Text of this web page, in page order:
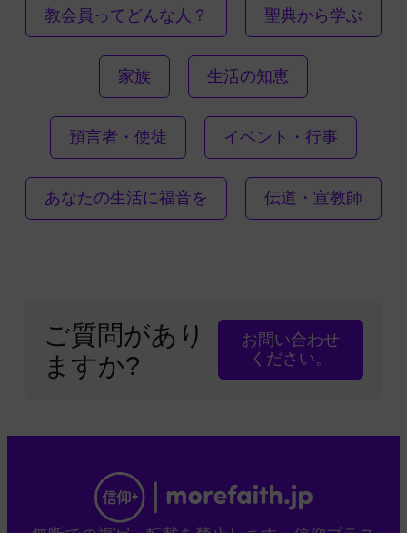
教会員ってどんな人？ 聖典から学ぶ
家族 生活の知恵
預言者・使徒 イベント・行事
あなたの生活に福音を 伝道・宣教師
ご質問があり
ますか?
お問い合わせ
ください。